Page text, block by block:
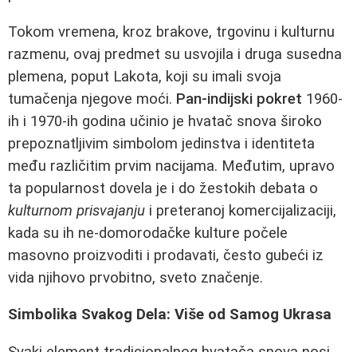
Tokom vremena, kroz brakove, trgovinu i kulturnu
razmenu, ovaj predmet su usvojila i druga susedna
plemena, poput Lakota, koji su imali svoja
tumačenja njegove moći. Pan-indijski pokret 1960-
ih i 1970-ih godina učinio je hvatač snova široko
prepoznatljivim simbolom jedinstva i identiteta
među različitim prvim nacijama. Međutim, upravo
ta popularnost dovela je i do žestokih debata o
kulturnom prisvajanju i preteranoj komercijalizaciji,
kada su ih ne-domorodačke kulture počele
masovno proizvoditi i prodavati, često gubeći iz
vida njihovo prvobitno, sveto značenje.
Simbolika Svakog Dela: Više od Samog Ukrasa